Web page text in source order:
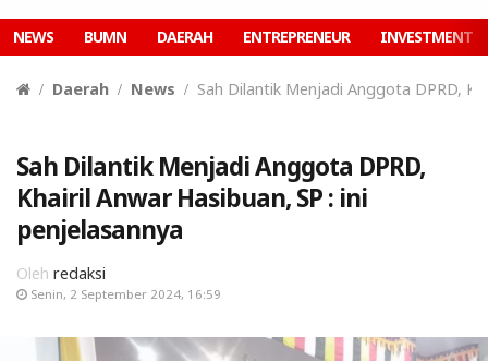
NEWS BUMN DAERAH ENTREPRENEUR INVESTMENT
Daerah News Sah Dilantik Menjadi Anggota DPRD,
Sah Dilantik Menjadi Anggota DPRD,
Khairil Anwar Hasibuan, SP : ini
penjelasannya
Oleh redaksi
Senin, 2 September 2024, 16:59